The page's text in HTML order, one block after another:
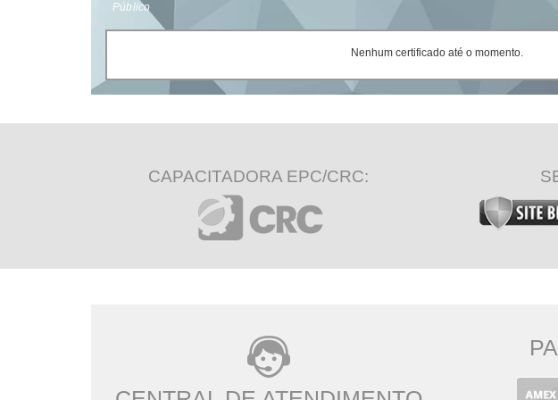
Público
Nenhum certificado até o momento.
CAPACITADORA EPC/CRC: